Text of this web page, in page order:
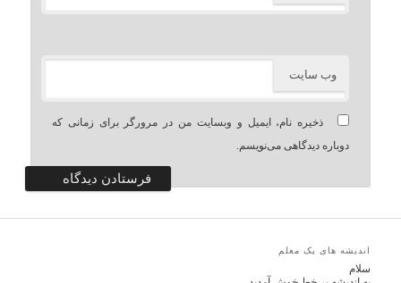
وب‌ سایت
ذخیره نام، ایمیل و وبسایت من در مرورگر برای زمانی که
دوباره دیدگاهی می‌نویسم.
اندیشه های یک معلم
سلام